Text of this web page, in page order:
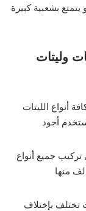
بشعبية كبيرة
وليتات
أنواع الليتات
أجود
تركيب جميع أنواع
منها
تختلف بإختلاف